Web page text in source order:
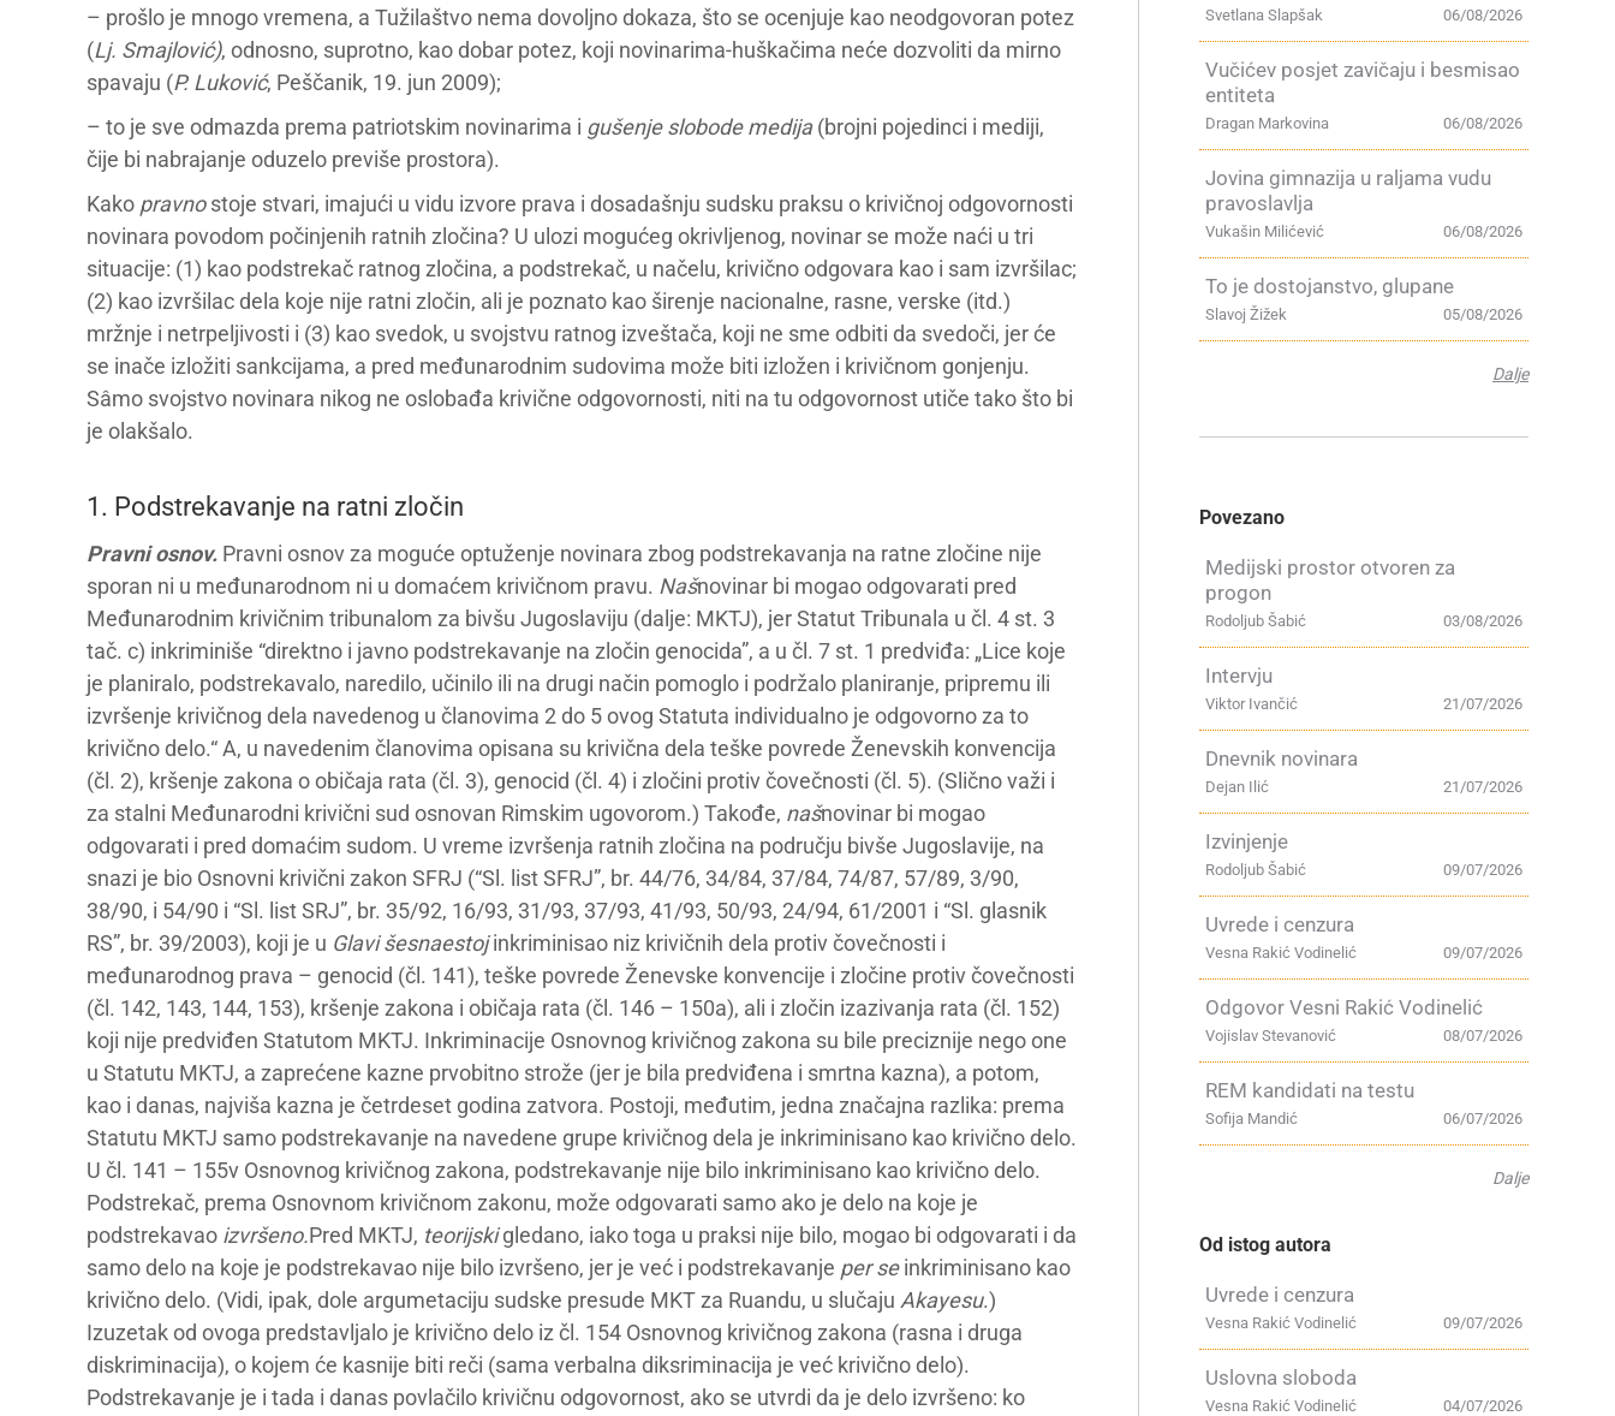
– prošlo je mnogo vremena, a Tužilaštvo nema dovoljno dokaza, što se ocenjuje kao neodgovoran potez
(Lj. Smajlović), odnosno, suprotno, kao dobar potez, koji novinarima-huškačima neće dozvoliti da mirno
spavaju (P. Luković, Peščanik, 19. jun 2009);
– to je sve odmazda prema patriotskim novinarima i gušenje slobode medija(brojni pojedinci i mediji,
čije bi nabrajanje oduzelo previše prostora).
Kako pravnostoje stvari, imajući u vidu izvore prava i dosadašnju sudsku praksu o krivičnoj odgovornosti
novinara povodom počinjenih ratnih zločina? U ulozi mogućeg okrivljenog, novinar se može naći u tri
situacije: (1) kao podstrekač ratnog zločina, a podstrekač, u načelu, krivično odgovara kao i sam izvršilac;
(2) kao izvršilac dela koje nije ratni zločin, ali je poznato kao širenje nacionalne, rasne, verske (itd.)
mržnje i netrpeljivosti i (3) kao svedok, u svojstvu ratnog izveštača, koji ne sme odbiti da svedoči, jer će
se inače izložiti sankcijama, a pred međunarodnim sudovima može biti izložen i krivičnom gonjenju.
Sâmo svojstvo novinara nikog ne oslobađa krivične odgovornosti, niti na tu odgovornost utiče tako što bi
je olakšalo.
1. Podstrekavanje na ratni zločin
Pravni osnov. Pravni osnov za moguće optuženje novinara zbog podstrekavanja na ratne zločine nije
sporan ni u međunarodnom ni u domaćem krivičnom pravu. Našnovinar bi mogao odgovarati pred
Međunarodnim krivičnim tribunalom za bivšu Jugoslaviju (dalje: MKTJ), jer Statut Tribunala u čl. 4 st. 3
tač. c) inkriminiše “direktno i javno podstrekavanje na zločin genocida”, a u čl. 7 st. 1 predviđa: „Lice koje
je planiralo, podstrekavalo, naredilo, učinilo ili na drugi način pomoglo i podržalo planiranje, pripremu ili
izvršenje krivičnog dela navedenog u članovima 2 do 5 ovog Statuta individualno je odgovorno za to
krivično delo.“ A, u navedenim članovima opisana su krivična dela teške povrede Ženevskih konvencija
(čl. 2), kršenje zakona o običaja rata (čl. 3), genocid (čl. 4) i zločini protiv čovečnosti (čl. 5). (Slično važi i
za stalni Međunarodni krivični sud osnovan Rimskim ugovorom.) Takođe, našnovinar bi mogao
odgovarati i pred domaćim sudom. U vreme izvršenja ratnih zločina na području bivše Jugoslavije, na
snazi je bio Osnovni krivični zakon SFRJ (“Sl. list SFRJ”, br. 44/76, 34/84, 37/84, 74/87, 57/89, 3/90,
38/90, i 54/90 i “Sl. list SRJ”, br. 35/92, 16/93, 31/93, 37/93, 41/93, 50/93, 24/94, 61/2001 i “Sl. glasnik
RS”, br. 39/2003), koji je u Glavi šesnaestojinkriminisao niz krivičnih dela protiv čovečnosti i
međunarodnog prava – genocid (čl. 141), teške povrede Ženevske konvencije i zločine protiv čovečnosti
(čl. 142, 143, 144, 153), kršenje zakona i običaja rata (čl. 146 – 150a), ali i zločin izazivanja rata (čl. 152)
koji nije predviđen Statutom MKTJ. Inkriminacije Osnovnog krivičnog zakona su bile preciznije nego one
u Statutu MKTJ, a zaprećene kazne prvobitno strože (jer je bila predviđena i smrtna kazna), a potom,
kao i danas, najviša kazna je četrdeset godina zatvora. Postoji, međutim, jedna značajna razlika: prema
Statutu MKTJ samo podstrekavanje na navedene grupe krivičnog dela je inkriminisano kao krivično delo.
U čl. 141 – 155v Osnovnog krivičnog zakona, podstrekavanje nije bilo inkriminisano kao krivično delo.
Podstrekač, prema Osnovnom krivičnom zakonu, može odgovarati samo ako je delo na koje je
podstrekavao izvršeno.Pred MKTJ, teorijskigledano, iako toga u praksi nije bilo, mogao bi odgovarati i da
samo delo na koje je podstrekavao nije bilo izvršeno, jer je već i podstrekavanje per seinkriminisano kao
krivično delo. (Vidi, ipak, dole argumetaciju sudske presude MKT za Ruandu, u slučaju Akayesu.)
Izuzetak od ovoga predstavljalo je krivično delo iz čl. 154 Osnovnog krivičnog zakona (rasna i druga
diskriminacija), o kojem će kasnije biti reči (sama verbalna diksriminacija je već krivično delo).
Podstrekavanje je i tada i danas povlačilo krivičnu odgovornost, ako se utvrdi da je delo izvršeno: ko
06/08/2026
Svetlana Slapšak
Vučićev posjet zavičaju i besmisao
entiteta
06/08/2026
Dragan Markovina
Jovina gimnazija u raljama vudu
pravoslavlja
06/08/2026
Vukašin Milićević
To je dostojanstvo, glupane
05/08/2026
Slavoj Žižek
Dalje
Povezano
Medijski prostor otvoren za
progon
03/08/2026
Rodoljub Šabić
Intervju
21/07/2026
Viktor Ivančić
Dnevnik novinara
21/07/2026
Dejan Ilić
Izvinjenje
09/07/2026
Rodoljub Šabić
Uvrede i cenzura
09/07/2026
Vesna Rakić Vodinelić
Odgovor Vesni Rakić Vodinelić
08/07/2026
Vojislav Stevanović
REM kandidati na testu
06/07/2026
Sofija Mandić
Dalje
Od istog autora
Uvrede i cenzura
09/07/2026
Vesna Rakić Vodinelić
Uslovna sloboda
04/07/2026
Vesna Rakić Vodinelić